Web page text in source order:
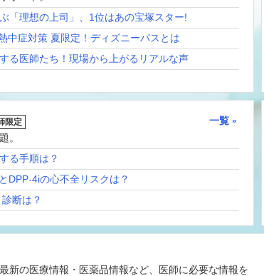
「理想の上司」、1位はあの宝塚スター!
中症対策 夏限定！ディズニーパスとは
る医師たち！現場から上がるリアルな声
限定
一覧
。
る手順は？
DPP-4iの心不全リスクは？
断は？
新の医療情報・医薬品情報など、医師に必要な情報を